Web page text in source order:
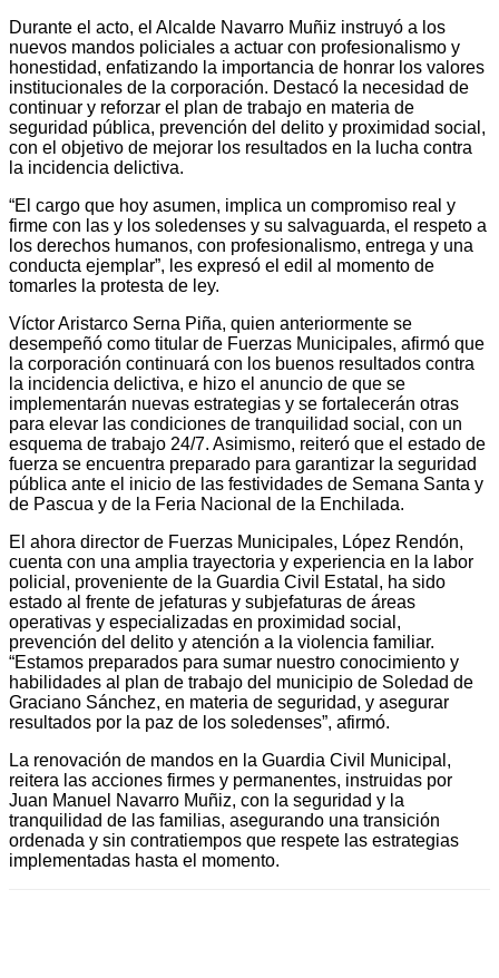
Durante el acto, el Alcalde Navarro Muñiz instruyó a los
nuevos mandos policiales a actuar con profesionalismo y
honestidad, enfatizando la importancia de honrar los valores
institucionales de la corporación. Destacó la necesidad de
continuar y reforzar el plan de trabajo en materia de
seguridad pública, prevención del delito y proximidad social,
con el objetivo de mejorar los resultados en la lucha contra
la incidencia delictiva.
“El cargo que hoy asumen, implica un compromiso real y
firme con las y los soledenses y su salvaguarda, el respeto a
los derechos humanos, con profesionalismo, entrega y una
conducta ejemplar”, les expresó el edil al momento de
tomarles la protesta de ley.
Víctor Aristarco Serna Piña, quien anteriormente se
desempeñó como titular de Fuerzas Municipales, afirmó que
la corporación continuará con los buenos resultados contra
la incidencia delictiva, e hizo el anuncio de que se
implementarán nuevas estrategias y se fortalecerán otras
para elevar las condiciones de tranquilidad social, con un
esquema de trabajo 24/7. Asimismo, reiteró que el estado de
fuerza se encuentra preparado para garantizar la seguridad
pública ante el inicio de las festividades de Semana Santa y
de Pascua y de la Feria Nacional de la Enchilada.
El ahora director de Fuerzas Municipales, López Rendón,
cuenta con una amplia trayectoria y experiencia en la labor
policial, proveniente de la Guardia Civil Estatal, ha sido
estado al frente de jefaturas y subjefaturas de áreas
operativas y especializadas en proximidad social,
prevención del delito y atención a la violencia familiar.
“Estamos preparados para sumar nuestro conocimiento y
habilidades al plan de trabajo del municipio de Soledad de
Graciano Sánchez, en materia de seguridad, y asegurar
resultados por la paz de los soledenses”, afirmó.
La renovación de mandos en la Guardia Civil Municipal,
reitera las acciones firmes y permanentes, instruidas por
Juan Manuel Navarro Muñiz, con la seguridad y la
tranquilidad de las familias, asegurando una transición
ordenada y sin contratiempos que respete las estrategias
implementadas hasta el momento.